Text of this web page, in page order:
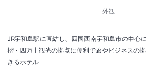
外観
JR宇和島駅に直結し、四国西南宇和島市の中心
摺・四万十観光の拠点に便利で旅やビジネスの
きるホテル